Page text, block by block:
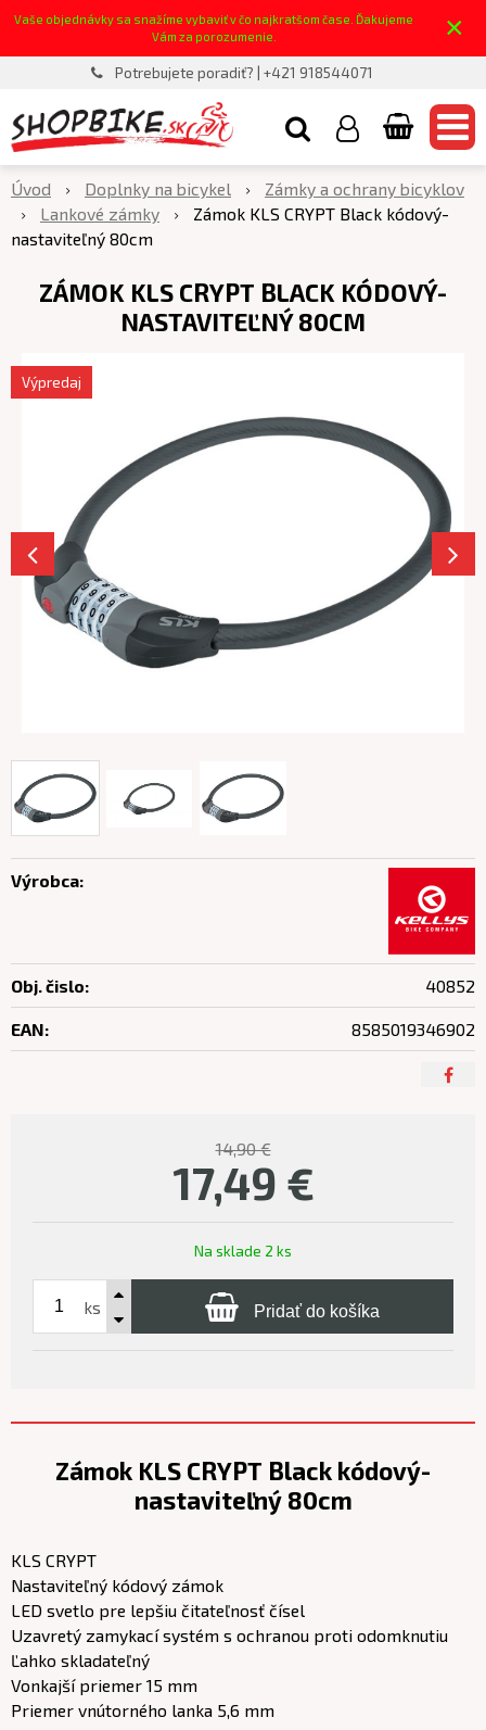
Vaše objednávky sa snažíme vybaviť v čo najkratšom čase. Ďakujeme
Vám za porozumenie.
×
Potrebujete poradiť? | +421 918544071
Úvod Doplnky na bicykel
Zámky a ochrany bicyklov
Lankové zámky
Zámok KLS CRYPT Black kódový-
nastaviteľný 80cm
ZÁMOK KLS CRYPT BLACK KÓDOVÝ-
NASTAVITEĽNÝ 80CM
Výpredaj
14,90 €
17,49 €
Na sklade 2 ks
ks Pridať do košíka
Výrobca:
Obj. čislo: 40852
EAN: 8585019346902
Zámok KLS CRYPT Black kódový-
nastaviteľný 80cm
KLS CRYPT
Nastaviteľný kódový zámok
LED svetlo pre lepšiu čitateľnosť čísel
Uzavretý zamykací systém s ochranou proti odomknutiu
Ľahko skladateľný
Vonkajší priemer 15 mm
Priemer vnútorného lanka 5,6 mm